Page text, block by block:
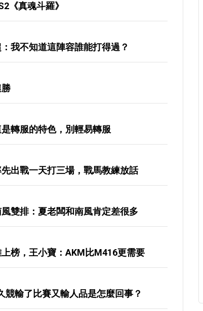
《真魂斗羅》
我不知道這陣容誰能打得過？
轉服的特色，別輕易轉服
出戰一天打三場，戰馬教練放話
雙排：夏老闆和南風肯定差很多
榜，王小寶：AKM比M416更需要
輸了比賽又輸人品是怎麼回事？